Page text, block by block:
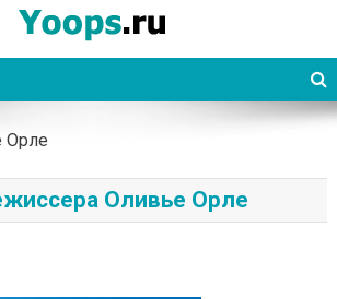
Орле
Оливье Орле